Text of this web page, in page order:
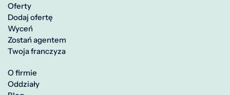
Oferty
Dodaj ofertę
Wyceń
Zostań agentem
Twoja franczyza
O firmie
Oddziały